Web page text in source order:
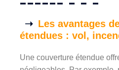
Les avantages
étendues : vol,
Une couverture étendue